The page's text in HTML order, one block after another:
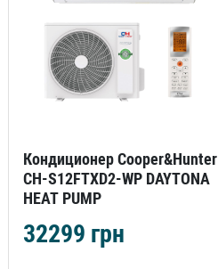
Кондиционер Cooper&Hunter
CH-S12FTXD2-WP DAYTONA
HEAT PUMP
32299 грн